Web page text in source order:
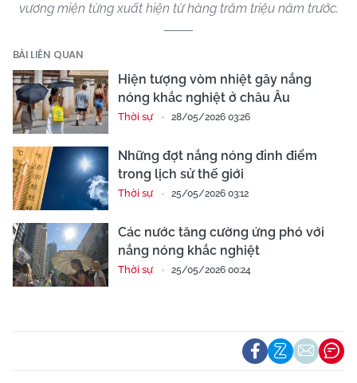
vương miện từng xuất hiện từ hàng trăm triệu năm trước.
BÀI LIÊN QUAN
Hiện tượng vòm nhiệt gây nắng
nóng khắc nghiệt ở châu Âu
Thời sự 28/05/2026 03:26
Những đợt nắng nóng đỉnh điểm
trong lịch sử thế giới
Thời sự 25/05/2026 03:12
Các nước tăng cường ứng phó với
nắng nóng khắc nghiệt
Thời sự 25/05/2026 00:24